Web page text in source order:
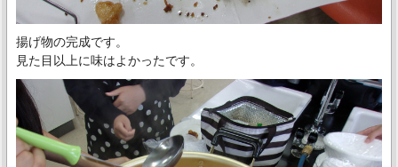
揚げ物の完成です。
見た目以上に味はよかったです。